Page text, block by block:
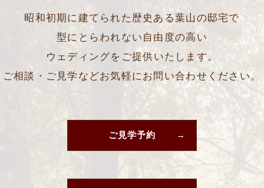
昭和初期に建てられた歴史ある葉山の邸宅で
型にとらわれない自由度の高い
ウェディングをご提供いたします。
ご相談・ご見学などお気軽にお問い合わせください。
ご見学予約